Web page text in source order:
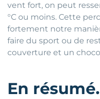
vent fort, on peut
°C ou moins. Cette
fortement notre
faire du sport ou de
couverture et un
En